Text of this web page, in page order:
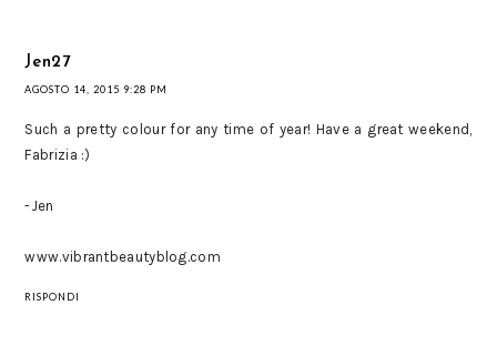
Jen27
AGOSTO 14, 2015 9:28 PM
Such a pretty colour for any time of year! Have a great weekend,
Fabrizia :)
-Jen
www.vibrantbeautyblog.com
RISPONDI